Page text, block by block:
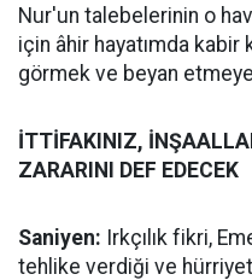
Nur'un talebelerinin o
için âhir hayatımda kabir
görmek ve beyan
İTTİFAKINIZ,
ZARARINI DEF EDECEK
Saniyen: Irkçılık fikri,
tehlike verdiği ve